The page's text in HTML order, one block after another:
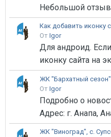
Небольшой отзыв
От Igor
Для андроид.
иконку сайта на
ЖК "Бархатный
От Igor
Подробно о
Адрес: г. Анапа,
ЖК "Виноград", с.